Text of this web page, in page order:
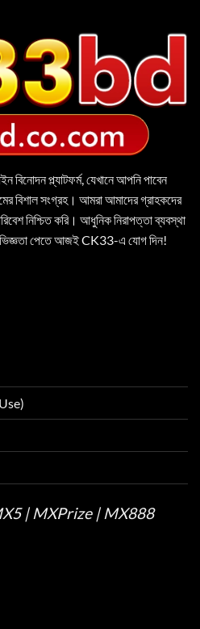
বিনোদন প্ল্যাটফর্ম, যেখানে আপনি পাবেন
বিশাল সংগ্রহ। আমরা আমাদের গ্রাহকদের
নিশ্চিত করি। আধুনিক নিরাপত্তা ব্যবস্থা
অভিজ্ঞতা পেতে আজই CK33-এ যোগ দিন!
Use)
| MXPrize| MX888